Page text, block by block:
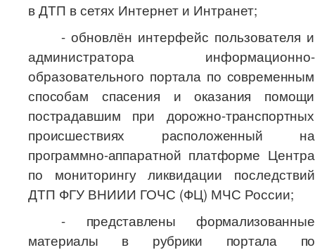
в ДТП в сетях Интернет и Интранет;
- обновлён интерфейс пользователя и
администратора информационно-
образовательного портала по современным
способам спасения и оказания помощи
пострадавшим при дорожно-транспортных
происшествиях расположенный на
программно-аппаратной платформе Центра
по мониторингу ликвидации последствий
ДТП ФГУ ВНИИИ ГОЧС (ФЦ) МЧС России;
- представлены формализованные
материалы в рубрики портала по